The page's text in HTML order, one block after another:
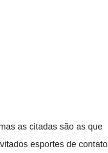
as citadas são as que
esportes de contato